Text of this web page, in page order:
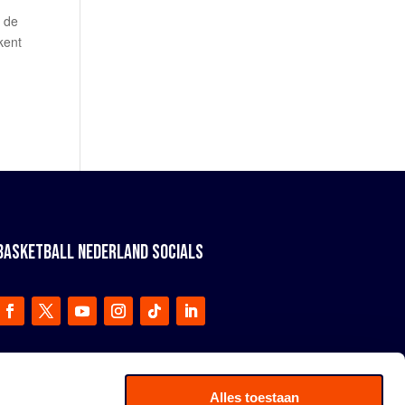
Alles toestaan
NEDERLAND SOCIALS